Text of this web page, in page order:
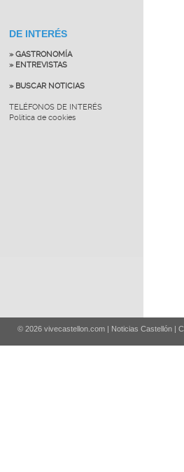
DE INTERÉS
» GASTRONOMÍA
» ENTREVISTAS
» BUSCAR NOTICIAS
TELÉFONOS DE INTERÉS
Política de cookies
© 2026 vivecastellon.com | Noticias Castellón |